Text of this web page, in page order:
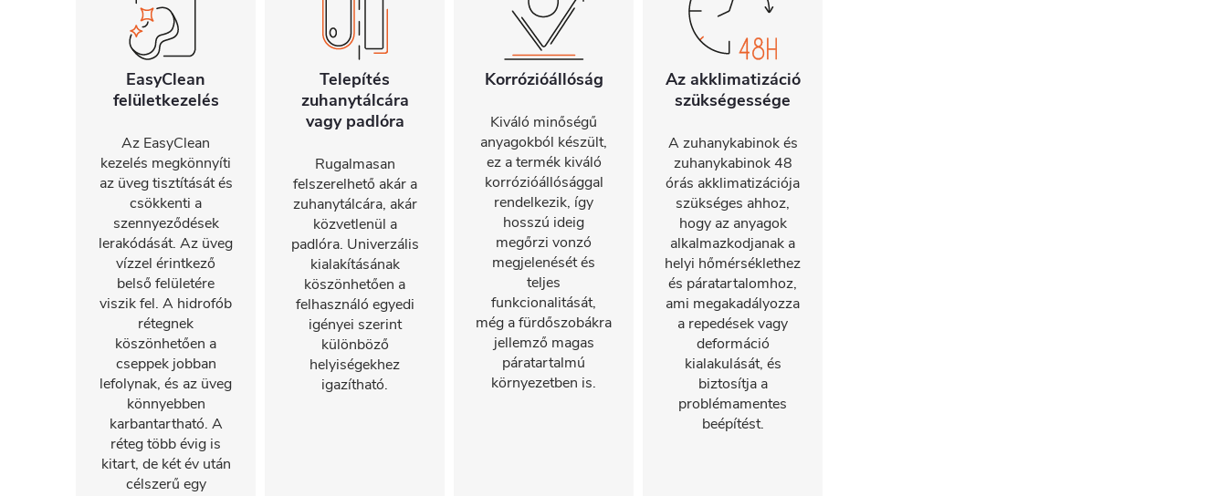
EasyClean
felületkezelés
Az EasyClean
kezelés megkönnyíti
az üveg tisztítását és
csökkenti a
szennyeződések
lerakódását. Az üveg
vízzel érintkező
belső felületére
viszik fel. A hidrofób
rétegnek
köszönhetően a
cseppek jobban
lefolynak, és az üveg
könnyebben
karbantartható. A
réteg több évig is
kitart, de két év után
célszerű egy
Telepítés
zuhanytálcára
vagy padlóra
Rugalmasan
felszerelhető akár a
zuhanytálcára, akár
közvetlenül a
padlóra. Univerzális
kialakításának
köszönhetően a
felhasználó egyedi
igényei szerint
különböző
helyiségekhez
igazítható.
Korrózióállóság
Kiváló minőségű
anyagokból készült,
ez a termék kiváló
korrózióállósággal
rendelkezik, így
hosszú ideig
megőrzi vonzó
megjelenését és
teljes
funkcionalitását,
még a fürdőszobákra
jellemző magas
páratartalmú
környezetben is.
Az akklimatizáció
szükségessége
A zuhanykabinok és
zuhanykabinok 48
órás akklimatizációja
szükséges ahhoz,
hogy az anyagok
alkalmazkodjanak a
helyi hőmérséklethez
és páratartalomhoz,
ami megakadályozza
a repedések vagy
deformáció
kialakulását, és
biztosítja a
problémamentes
beépítést.